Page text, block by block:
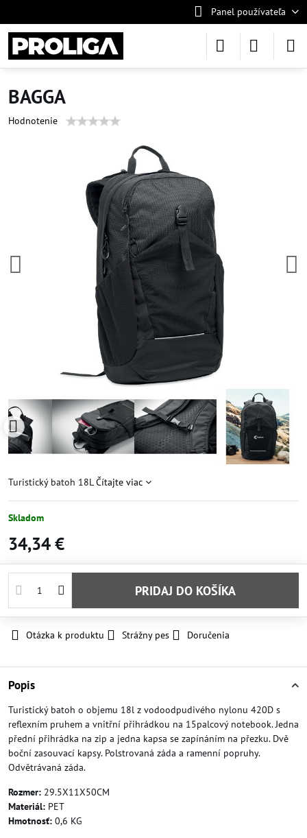
Panel používateľa
BAGGA
Hodnotenie
Turistický batoh 18LČítajte viac
Skladom
34,34 €
PRIDAJ DO KOŠÍKA
Otázka k produktu Strážny pes Doručenia
Popis
Turistický batoh o objemu 18l z vodoodpudivého nylonu 420D s
reflexním pruhem a vnitřní přihrádkou na 15palcový notebook. Jedna
přední přihrádka na zip a jedna kapsa se zapínáním na přezku. Dvě
boční zasouvací kapsy. Polstrovaná záda a ramenní popruhy.
Odvětrávaná záda.
Rozmer: 29.5X11X50CM
Materiál: PET
Hmotnosť: 0,6 KG